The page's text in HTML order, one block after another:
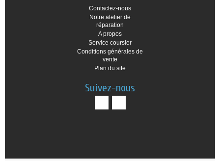
Contactez-nous
Notre atelier de
réparation
A propos
Service coursier
Conditions générales de
vente
Plan du site
Suivez-nous